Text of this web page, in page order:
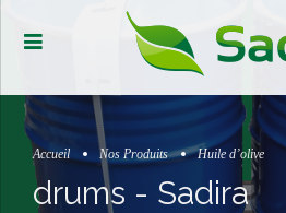
Accueil Nos Produits Huile d’olive
drums - Sadira